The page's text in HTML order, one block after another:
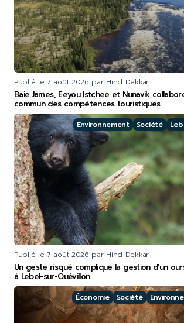
Publié le 7 août 2026 par Hind Dekkar
Baie‑James, Eeyou Istchee et Nunavik
commun des compétences touristiques
Environnement Société
Publié le 7 août 2026 par Hind Dekkar
Un geste risqué complique la gestion d’un
à Lebel-sur-Quévillon
Économie Société